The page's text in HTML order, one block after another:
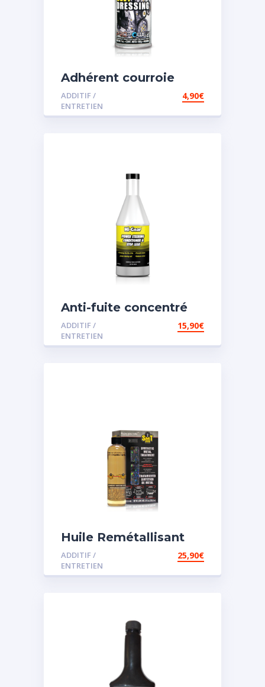
Adhérent courroie
ADDITIF /
ENTRETIEN
4,90€
Anti-fuite concentré
pour direction
assistée
ADDITIF /
ENTRETIEN
15,90€
Huile Remétallisant
Moteur SMT2
ADDITIF /
ENTRETIEN
25,90€